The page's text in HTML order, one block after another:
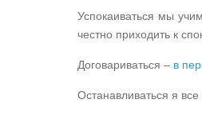
Успокаиваться мы
честно приходить к
Договариваться – в
Останавливаться я